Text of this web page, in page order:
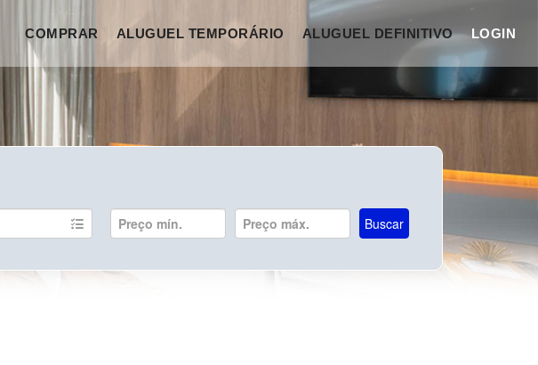
COMPRAR ALUGUEL TEMPORÁRIO ALUGUEL DEFINITIVO LOGIN